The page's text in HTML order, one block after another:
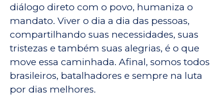
diálogo direto com o povo, humaniza o
mandato. Viver o dia a dia das pessoas,
compartilhando suas necessidades, suas
tristezas e também suas alegrias, é o que
move essa caminhada. Afinal, somos todos
brasileiros, batalhadores e sempre na luta
por dias melhores.